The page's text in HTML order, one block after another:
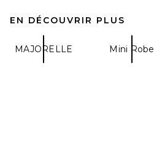
EN DÉCOUVRIR PLUS
MAJORELLE Mini Robe